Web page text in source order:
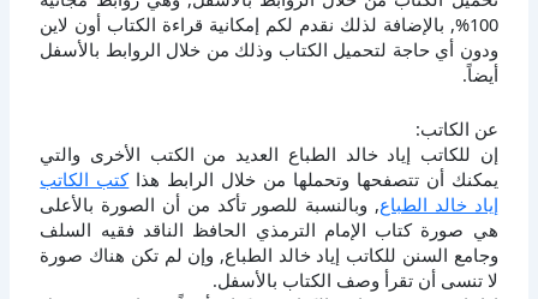
100%, بالإضافة لذلك نقدم لكم إمكانية قراءة الكتاب أون لاين
ودون أي حاجة لتحميل الكتاب وذلك من خلال الروابط بالأسفل
أيضاً.
عن الكاتب:
إن للكاتب إياد خالد الطباع العديد من الكتب الأخرى والتي
يمكنك أن تتصفحها وتحملها من خلال الرابط هذاكتب الكاتب
إياد خالد الطباع, وبالنسبة للصور تأكد من أن الصورة بالأعلى
هي صورة كتاب الإمام الترمذي الحافظ الناقد فقيه السلف
وجامع السنن للكاتب إياد خالد الطباع, وإن لم تكن هناك صورة
لا تنسى أن تقرأ وصف الكتاب بالأسفل.